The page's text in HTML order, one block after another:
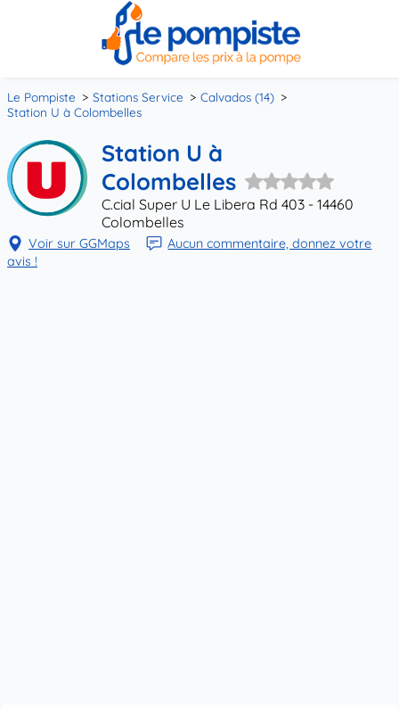
Le Pompiste Stations Service
Calvados (14)
Station U à Colombelles
Station U à
Colombelles
C.cial Super U Le Libera Rd 403 - 14460
Colombelles
Voir sur GGMaps
Aucun commentaire, donnez votre
avis !